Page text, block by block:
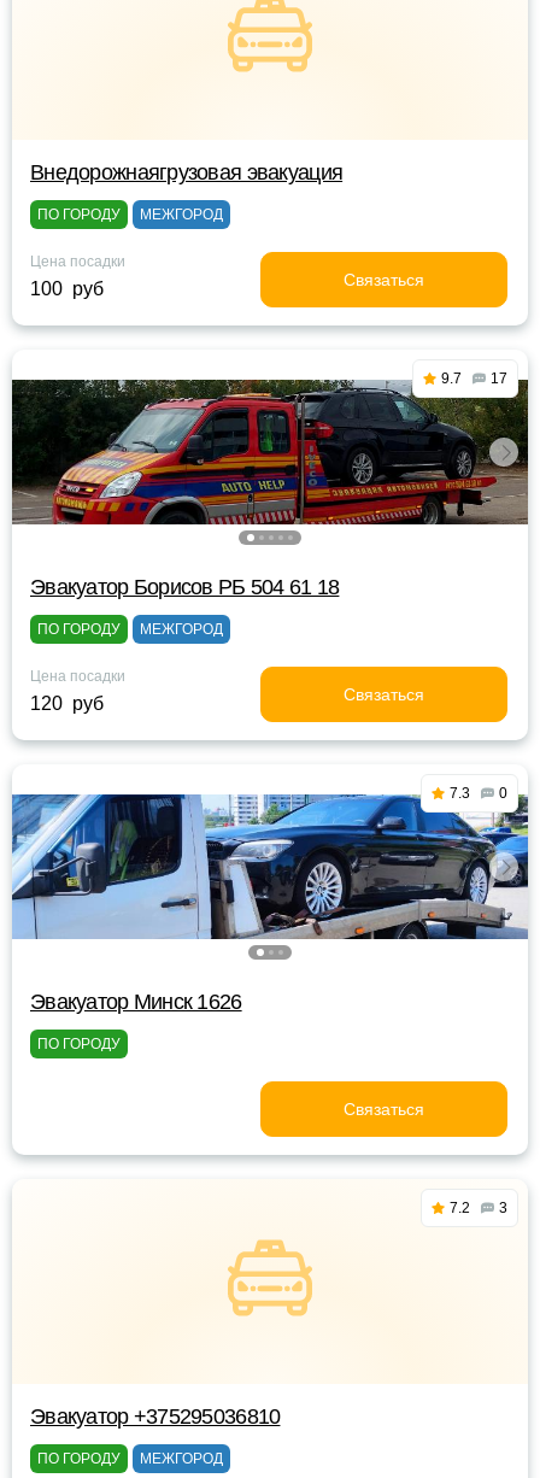
Внедорожнаягрузовая эвакуация
ПО ГОРОДУ МЕЖГОРОД
Цена посадки
100 руб Связаться
9.7 17
Эвакуатор Борисов РБ 504 61 18
ПО ГОРОДУ МЕЖГОРОД
Цена посадки
120 руб Связаться
7.3 0
Эвакуатор Минск 1626
ПО ГОРОДУ
Связаться
7.2 3
Эвакуатор +375295036810
ПО ГОРОДУ МЕЖГОРОД